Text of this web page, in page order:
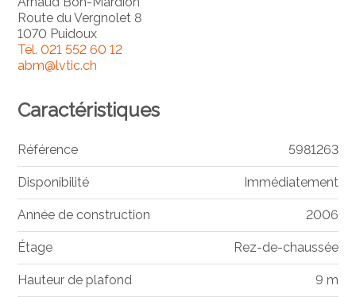
Route du Vergnolet 8
1070 Puidoux
Tél.021 552 60 12
abm@lvtic.ch
Caractéristiques
Référence 5981263
Disponibilité Immédiatement
Année de construction 2006
Étage Rez-de-chaussée
Hauteur de plafond 9 m